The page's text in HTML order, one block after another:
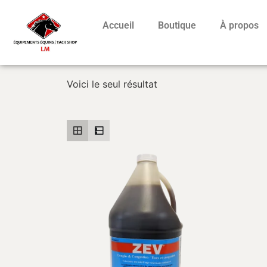
Accueil Boutique À propos
Voici le seul résultat